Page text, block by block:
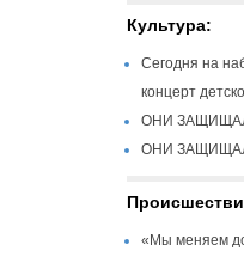
Культура:
Сегодня на
концерт
ОНИ
ОНИ
«Мы меняем